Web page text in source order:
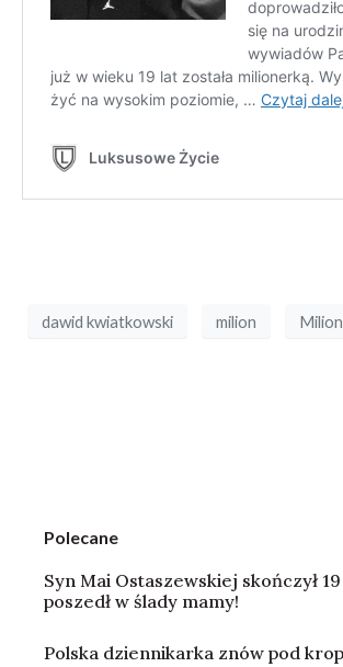
dawid kwiatkowski milion
Polecane
Syn Mai Ostaszewskiej skończył
poszedł w ślady mamy!
Polska dziennikarka znów pod